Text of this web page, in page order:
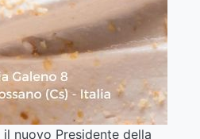
nuovo Presidente della